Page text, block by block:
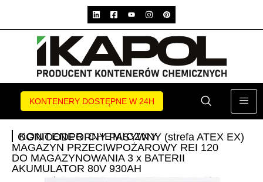
KONTENERY DOSTĘPNE W 24H
KONTENER CHEMICZNY
OGNIOODPORNY PASYWNY (strefa ATEX EX)
MAGAZYN PRZECIWPOŻAROWY REI 120
DO MAGAZYNOWANIA 3 x BATERII
AKUMULATOR 80V 930AH